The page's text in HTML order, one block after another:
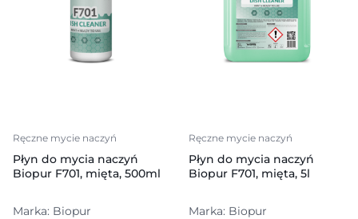
Ręczne mycie naczyń
Płyn do mycia naczyń
Biopur F701, mięta, 500ml
Marka: Biopur
Ręczne mycie naczyń
Płyn do mycia naczyń
Biopur F701, mięta, 5l
Marka: Biopur